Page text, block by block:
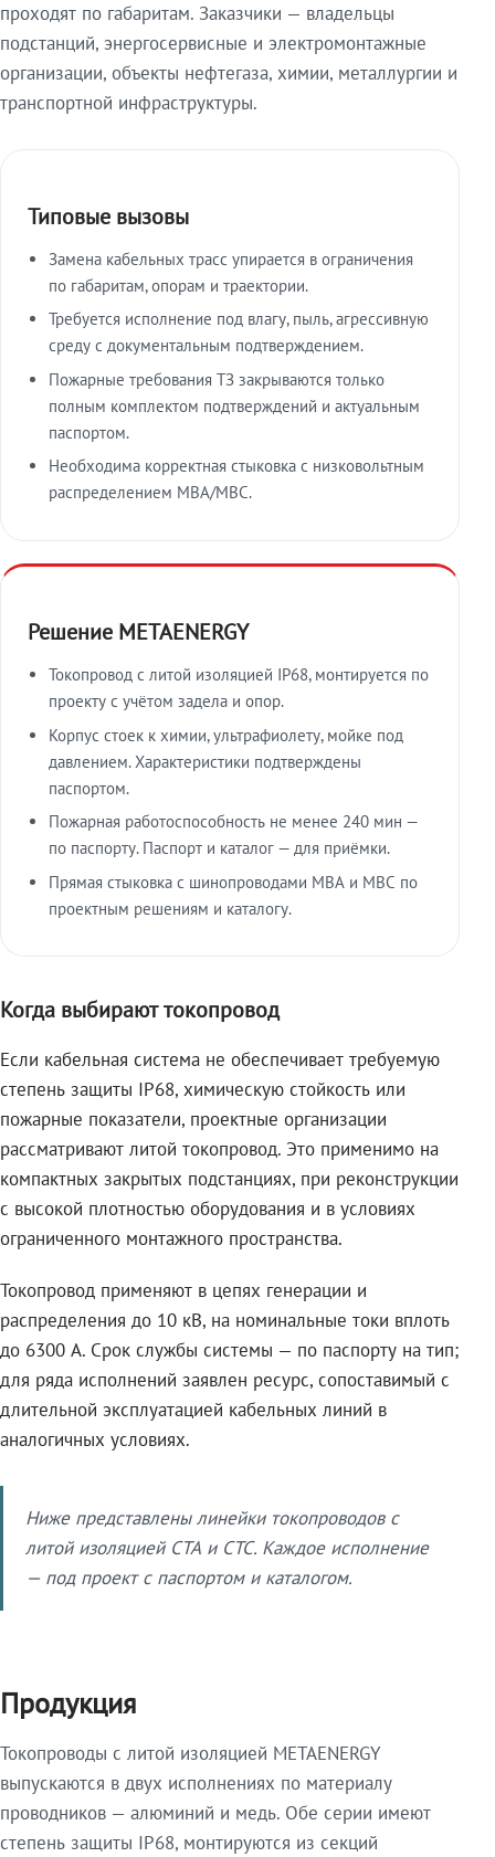
проходят по габаритам. Заказчики — владельцы
подстанций, энергосервисные и электромонтажные
организации, объекты нефтегаза, химии, металлургии и
транспортной инфраструктуры.
Типовые вызовы
Замена кабельных трасс упирается в ограничения
по габаритам, опорам и траектории.
Требуется исполнение под влагу, пыль, агрессивную
среду с документальным подтверждением.
Пожарные требования ТЗ закрываются только
полным комплектом подтверждений и актуальным
паспортом.
Необходима корректная стыковка с низковольтным
распределением МВА/МВС.
Решение METAENERGY
Токопровод с литой изоляцией IP68, монтируется по
проекту с учётом задела и опор.
Корпус стоек к химии, ультрафиолету, мойке под
давлением. Характеристики подтверждены
паспортом.
Пожарная работоспособность не менее 240 мин —
по паспорту. Паспорт и каталог — для приёмки.
Прямая стыковка с шинопроводами МВА и МВС по
проектным решениям и каталогу.
Когда выбирают токопровод
Если кабельная система не обеспечивает требуемую
степень защиты IP68, химическую стойкость или
пожарные показатели, проектные организации
рассматривают литой токопровод. Это применимо на
компактных закрытых подстанциях, при реконструкции
с высокой плотностью оборудования и в условиях
ограниченного монтажного пространства.
Токопровод применяют в цепях генерации и
распределения до 10 кВ, на номинальные токи вплоть
до 6300 А. Срок службы системы — по паспорту на тип;
для ряда исполнений заявлен ресурс, сопоставимый с
длительной эксплуатацией кабельных линий в
аналогичных условиях.
Ниже представлены линейки токопроводов с
литой изоляцией СТА и СТС. Каждое исполнение
— под проект с паспортом и каталогом.
Продукция
Токопроводы с литой изоляцией METAENERGY
выпускаются в двух исполнениях по материалу
проводников — алюминий и медь. Обе серии имеют
степень защиты IP68, монтируются из секций